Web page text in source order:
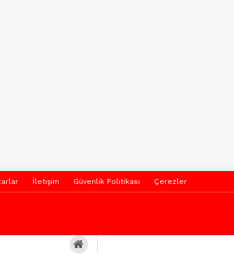
İletişim Güvenlik Politikası Çerezler